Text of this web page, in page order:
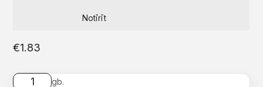
Notīrīt
€1.83
gb.